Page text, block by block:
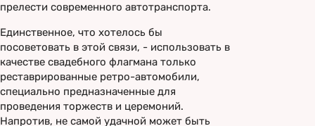
прелести современного автотранспорта.
Единственное, что хотелось бы
посоветовать в этой связи, - использовать в
качестве свадебного флагмана только
реставрированные ретро-автомобили,
специально предназначенные для
проведения торжеств и церемоний.
Напротив, не самой удачной может быть